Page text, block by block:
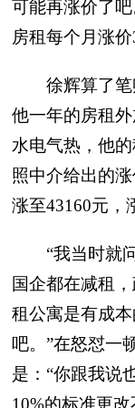
可能再涨价了
房租每个月涨价
徐辉算了
他一年的房租
水电气热，他
照中介给出的
涨至43160元，
“我当时就
国企都在减租
租公寓是有成
吧。”在怒怼一
是：“你跟我说
10%的标准更改